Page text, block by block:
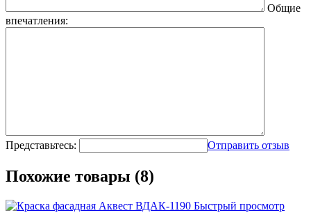
Общие
впечатления:
Представьтесь: Отправить отзыв
Похожие товары (8)
Быстрый просмотр